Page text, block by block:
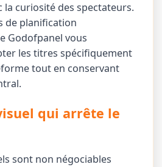
la curiosité des spectateurs.
de planification
Godofpanel vous
les titres spécifiquement
tout en conservant
qui arrête le
sont non négociables